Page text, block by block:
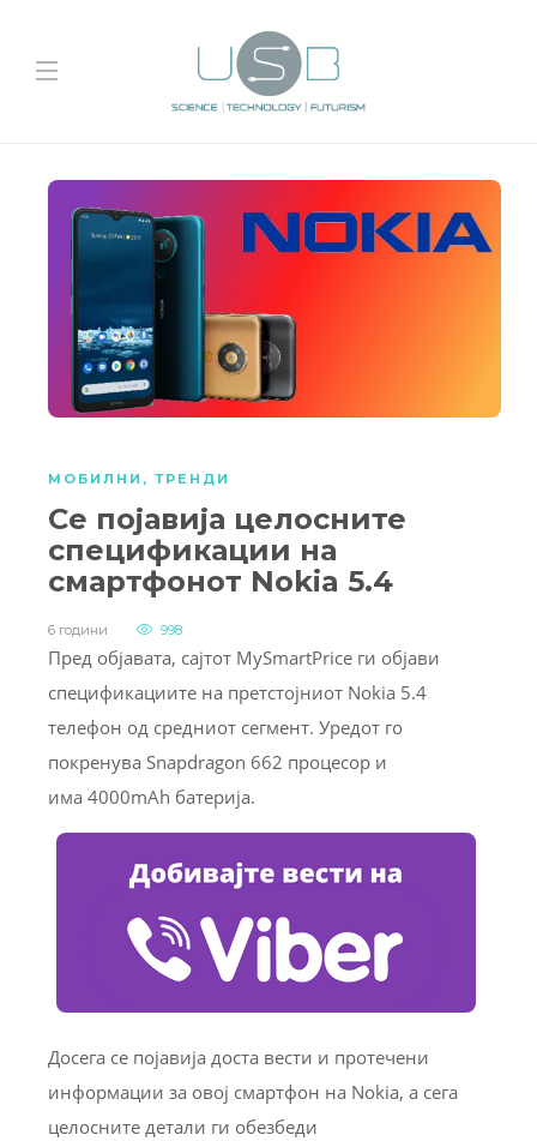
МОБИЛНИ , ТРЕНДИ
Се појавија целосните
спецификации на
смартфонот Nokia 5.4
6 години 998
Пред објавата, сајтот MySmartPrice ги објави
спецификациите на претстојниот Nokia 5.4
телефон од средниот сегмент. Уредот го
покренува Snapdragon 662 процесор и
има 4000mAh батерија.
Досега се појавија доста вести и протечени
информации за овој смартфон на Nokia, а сега
целосните детали ги обезбеди